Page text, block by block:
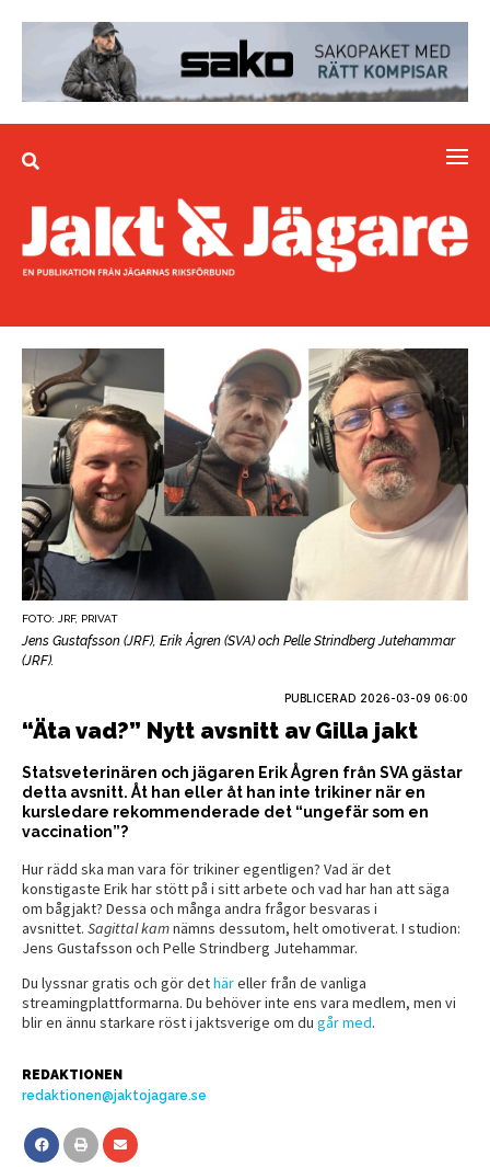
FOTO: JRF, PRIVAT
Jens Gustafsson (JRF), Erik Ågren (SVA) och Pelle Strindberg Jutehammar
(JRF).
PUBLICERAD 2026-03-09 06:00
“Äta vad?” Nytt avsnitt av Gilla jakt
Statsveterinären och jägaren Erik Ågren från SVA gästar
detta avsnitt. Åt han eller åt han inte trikiner när en
kursledare rekommenderade det “ungefär som en
vaccination”?
Hur rädd ska man vara för trikiner egentligen? Vad är det
konstigaste Erik har stött på i sitt arbete och vad har han att säga
om bågjakt? Dessa och många andra frågor besvaras i
avsnittet. Sagittal kamnämns dessutom, helt omotiverat. I studion:
Jens Gustafsson och Pelle Strindberg Jutehammar.
Du lyssnar gratis och gör dethäreller från de vanliga
streamingplattformarna. Du behöver inte ens vara medlem, men vi
blir en ännu starkare röst i jaktsverige om du går med.
REDAKTIONEN
redaktionen@jaktojagare.se